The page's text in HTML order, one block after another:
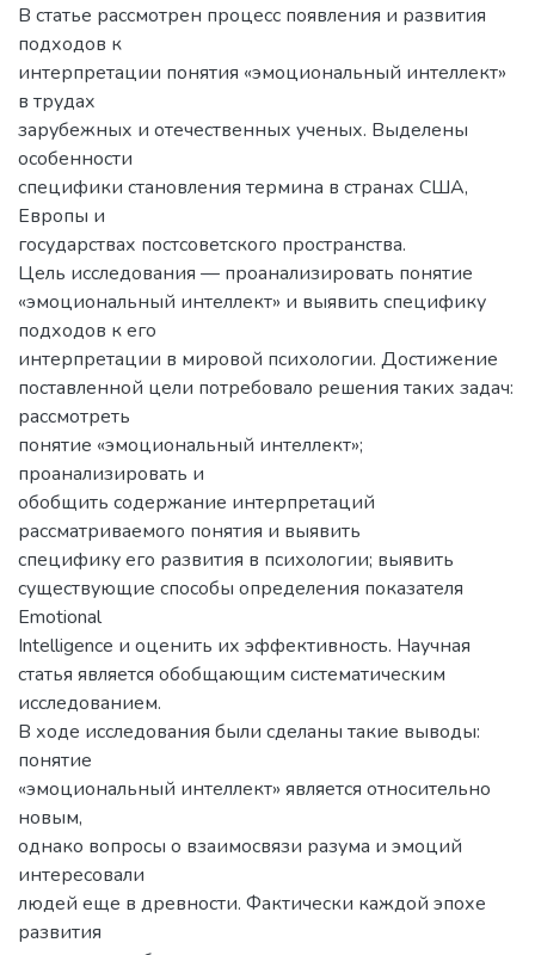
В статье рассмотрен процесс появления и развития
подходов к
интерпретации понятия «эмоциональный интеллект»
в трудах
зарубежных и отечественных ученых. Выделены
особенности
специфики становления термина в странах США,
Европы и
государствах постсоветского пространства.
Цель исследования — проанализировать понятие
«эмоциональный интеллект» и выявить специфику
подходов к его
интерпретации в мировой психологии. Достижение
поставленной цели потребовало решения таких задач:
рассмотреть
понятие «эмоциональный интеллект»;
проанализировать и
обобщить содержание интерпретаций
рассматриваемого понятия и выявить
специфику его развития в психологии; выявить
существующие способы определения показателя
Emotional
Intelligence и оценить их эффективность. Научная
статья является обобщающим систематическим
исследованием.
В ходе исследования были сделаны такие выводы:
понятие
«эмоциональный интеллект» является относительно
новым,
однако вопросы о взаимосвязи разума и эмоций
интересовали
людей еще в древности. Фактически каждой эпохе
развития